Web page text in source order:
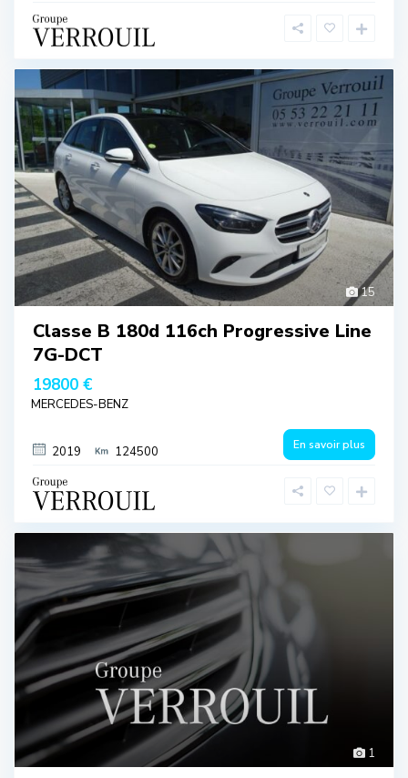
15
Classe B 180d 116ch Progressive Line
7G-DCT
19800 €
MERCEDES-BENZ
2019 124500 En savoir plus
1